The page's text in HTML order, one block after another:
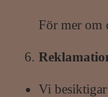
För mer om
Vi